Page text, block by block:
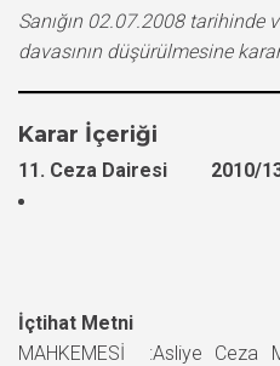
Sanığın 02.07.2008 tarihinde
davasının düşürülmesine
Karar İçeriği
11. Ceza Dairesi 2010/
İçtihat Metni
MAHKEMESİ :Asliye Ceza